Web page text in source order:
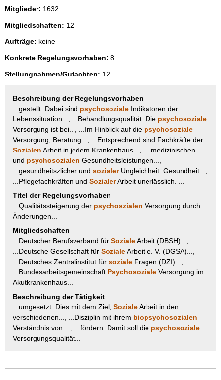
Mitglieder: 1632
Mitgliedschaften: 12
Aufträge: keine
Konkrete Regelungsvorhaben: 8
Stellungnahmen/Gutachten: 12
Beschreibung der Regelungsvorhaben
...gestellt. Dabei sind psychosoziale Indikatoren der
Lebenssituation..., ...Behandlungsqualität. Die psychosoziale
Versorgung ist bei..., ...Im Hinblick auf die psychosoziale
Versorgung, Beratung..., ...Entsprechend sind Fachkräfte der
Sozialen Arbeit in jedem Krankenhaus..., ... medizinischen
und psychosozialen Gesundheitsleistungen...,
...gesundheitszlicher und sozialerUngleichheit. Gesundheit...,
...Pflegefachkräften und SozialerArbeit unerlässlich. ...
Titel der Regelungsvorhaben
...Qualitätssteigerung der psychoszialen Versorgung durch
Änderungen...
Mitgliedschaften
...Deutscher Berufsverband für SozialeArbeit (DBSH)...,
...Deutsche Gesellschaft für SozialeArbeit e. V. (DGSA)...,
...Deutsches Zentralinstitut für soziale Fragen (DZI)...,
...Bundesarbeitsgemeinschaft Psychosoziale Versorgung im
Akutkrankenhaus...
Beschreibung der Tätigkeit
...umgesetzt. Dies mit dem Ziel, SozialeArbeit in den
verschiedenen..., ...Disziplin mit ihrem biopsychosozialen
Verständnis von ..., ...fördern. Damit soll die psychosoziale
Versorgungsqualität...